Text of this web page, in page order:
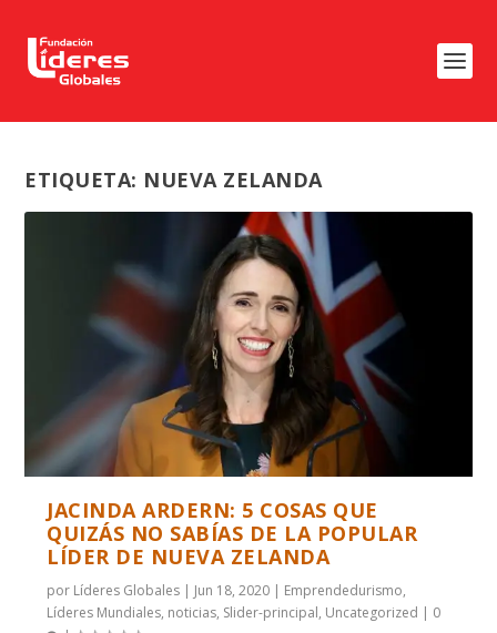
ETIQUETA: NUEVA ZELANDA
JACINDA ARDERN: 5 COSAS QUE
QUIZÁS NO SABÍAS DE LA POPULAR
LÍDER DE NUEVA ZELANDA
por Líderes Globales | Jun 18, 2020 | Emprendedurismo,
Líderes Mundiales, noticias, Slider-principal, Uncategorized | 0